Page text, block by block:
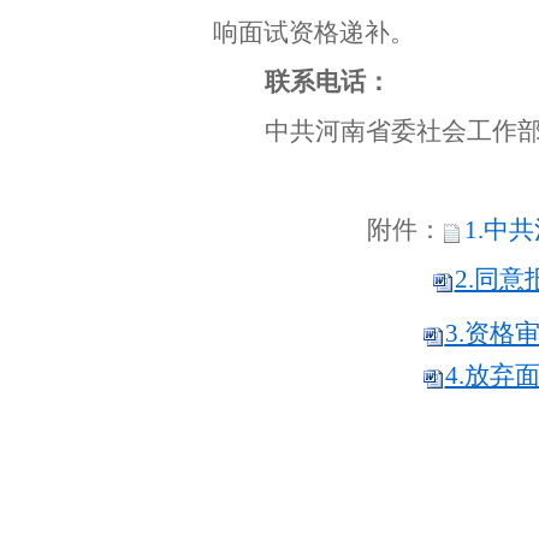
响面试资格递补。
联系电话：
中共河南省委社会工作
附件：
1.中
2.同意
3.资格
4.放弃